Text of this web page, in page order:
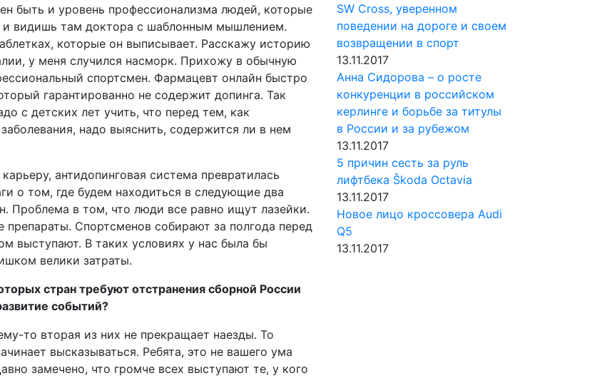
быть и уровень профессионализма людей, которые
и видишь там доктора с шаблонным мышлением.
которые он выписывает. Расскажу историю
у меня случился насморк. Прихожу в обычную
спорт­смен. Фармацевт онлайн быстро
гарантированно не содержит допинга. Так
с детских лет учить, что перед тем, как
надо выяснить, содержится ли в нем
антидопинговая система превратилась
о том, где будем находиться в следующие два
Проблема в том, что люди все равно ищут лазейки.
Спортсменов собирают за полгода перед
выступают. В таких условиях у нас была бы
велики затраты.
стран требуют отстранения сборной России
событий?
то вторая из них не прекращает наезды. То
высказываться. Ребята, это не вашего ума
замечено, что громче всех выступают те, у кого
SW Cross, уверенном
поведении на дороге и своем
возвращении в спорт
13.11.2017
Анна Сидорова – о росте
конкуренции в российском
керлинге и борьбе за титулы
в России и за рубежом
13.11.2017
5 причин сесть за руль
лифтбека Škoda Octavia
13.11.2017
Новое лицо кроссовера Audi
Q5
13.11.2017